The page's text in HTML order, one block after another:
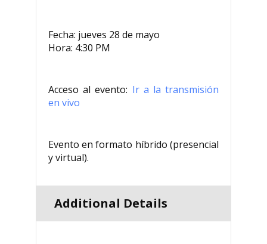
Fecha: jueves 28 de mayo
Hora: 4:30 PM
Acceso al evento: Ir a la transmisión
en vivo
Evento en formato híbrido (presencial
y virtual).
Additional Details